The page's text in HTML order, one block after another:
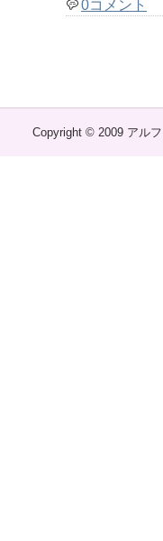
0コメント
Copyright © 2009 アル